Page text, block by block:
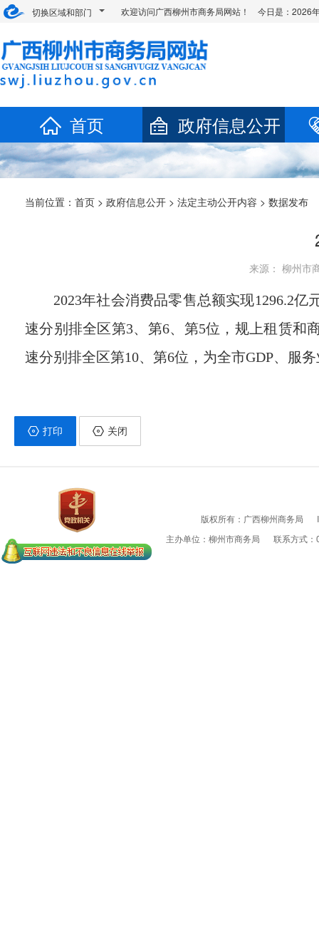
切换区域和部门 欢迎访问广西柳州市商务局网站！ 今日是： 2026
首页 政府信息公开
当前位置： 首页 > 政府信息公开 > 法定主动公开内容 > 数据发布
来源： 柳州
2023年社会消费品零售总额实现1296.2亿
速分别排全区第3、第6、第5位，规上租赁和
速分别排全区第10、第6位，为全市GDP、服
打印 关闭
版权所有：广西柳州商务局
主办单位：柳州市商务局
联系方式